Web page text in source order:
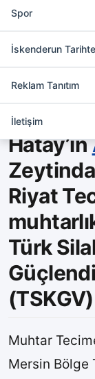
Spor
İskenderun
Reklam Tanıtım
İletişim
vakfa
Hatay’ın
Riyat
Türk
Muhtar
Mersin Bölge